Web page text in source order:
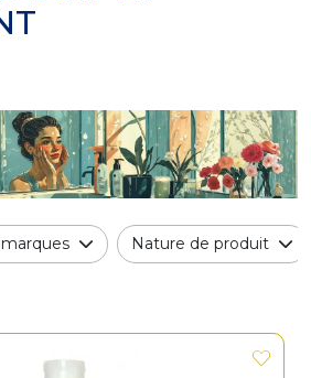
Nature de produit